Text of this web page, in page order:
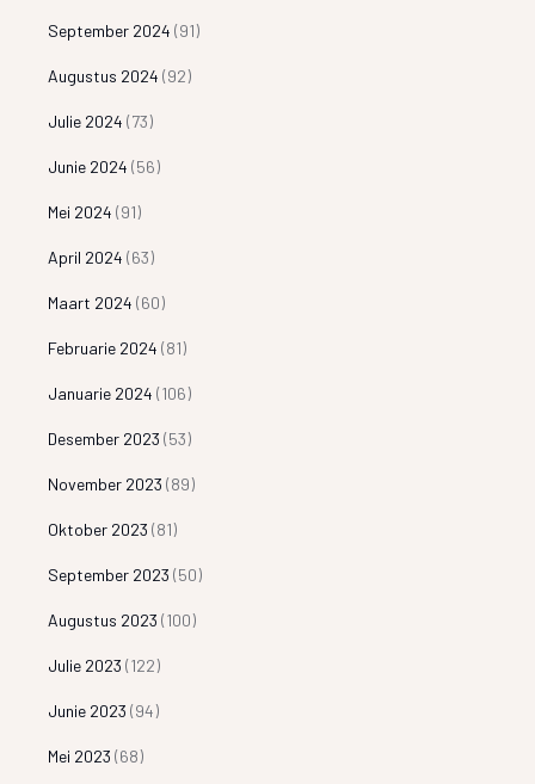
September 2024 (91)
Augustus 2024 (92)
Julie 2024 (73)
Junie 2024 (56)
Mei 2024 (91)
April 2024 (63)
Maart 2024 (60)
Februarie 2024 (81)
Januarie 2024 (106)
Desember 2023 (53)
November 2023 (89)
Oktober 2023 (81)
September 2023 (50)
Augustus 2023 (100)
Julie 2023 (122)
Junie 2023 (94)
Mei 2023 (68)